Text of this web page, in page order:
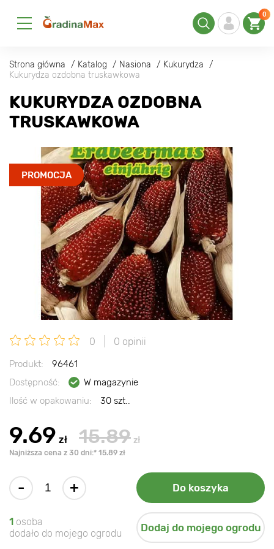
0
Strona główna Katalog Nasiona
Kukurydza
Kukurydza ozdobna truskawkowa
KUKURYDZA OZDOBNA
TRUSKAWKOWA
PROMOCJA
0 0 opinii
Produkt:
96461
Dostępność:
W magazynie
Ilość w opakowaniu:
30 szt..
9.69 zł 15.89 zł
Najniższa cena z 30 dni:* 15.89 zł
- + Do koszyka
1 osoba
dodało do mojego ogrodu
Dodaj do mojego ogrodu